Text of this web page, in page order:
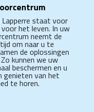
staat voor
het leven. In uw
neemt de
om naar u te
de oplossingen
kunnen we uw
beschermen en u
genieten van het
te horen.